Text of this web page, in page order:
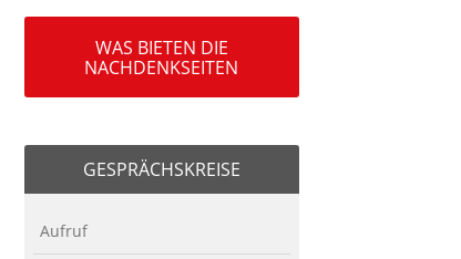
WAS BIETEN DIE
NACHDENKSEITEN
GESPRÄCHSKREISE
Aufruf